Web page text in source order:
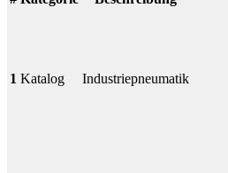
1 Katalog Industriepneumatik